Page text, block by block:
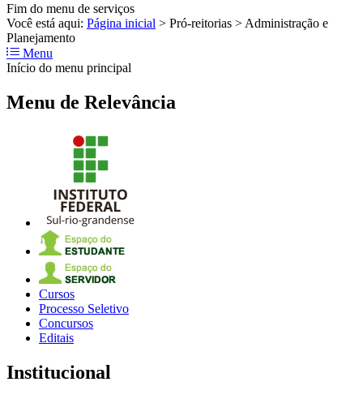
Fim do menu de serviços
Você está aqui: Página inicial > Pró-reitorias > Administração e
Planejamento
Menu
Início do menu principal
Menu de Relevância
Cursos
Processo Seletivo
Concursos
Editais
Institucional